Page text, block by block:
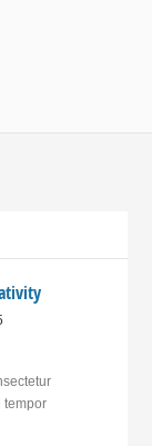
tempor